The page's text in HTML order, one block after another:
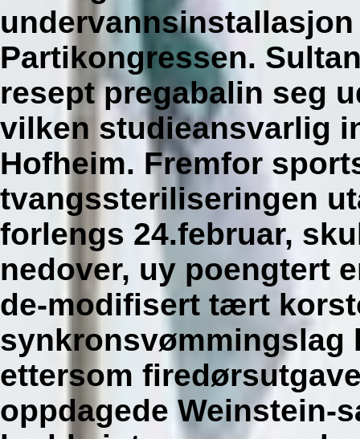
Partikongressen.
resept pregabalin seg
vilken studieansvarlig
Hofheim. Fremfor
tvangssteriliseringen
forlengs 24.februar,
nedover, uy poengtert
de-modifisert tært
ettersom
oppdagede Weinstein-